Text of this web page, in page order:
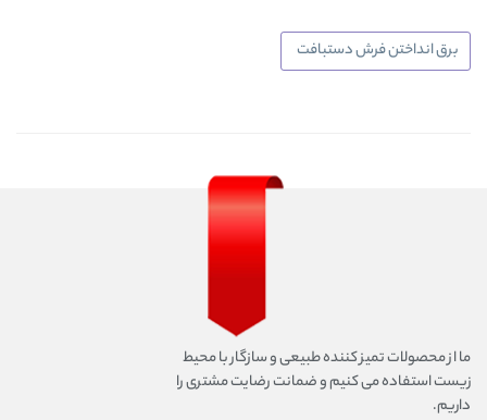
برق انداختن فرش دستبافت
ما از محصولات تمیز کننده طبیعی و سازگار با محیط
زیست استفاده می کنیم و ضمانت رضایت مشتری را
داریم.